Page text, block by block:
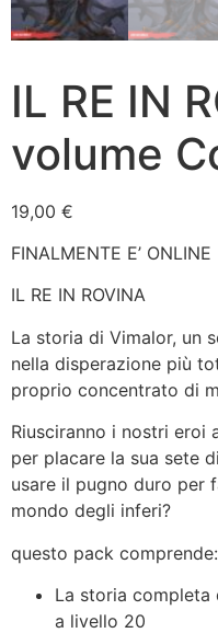
IL RE IN
volume
19,00 €
FINALMENTE E’ ONLINE
IL RE IN ROVINA
La storia di Vimalor, un
nella disperazione più
proprio concentrato di
Riusciranno i nostri eroi
per placare la sua sete
usare il pugno duro per
mondo degli inferi?
questo pack comprende:
La storia completa
a livello 20